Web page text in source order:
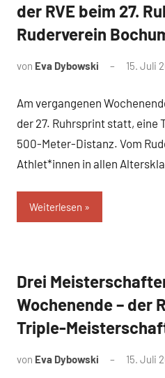
der RVE beim 27.
Ruderverein
von Eva Dybowski 15. Juli
Am vergangenen
der 27. Ruhrsprint statt, eine
500-Meter-Distanz. Vom
Athlet*innen in allen
Weiterlesen
News
Drei
Wochenende – der
Triple-
von Eva Dybowski 15. Juli